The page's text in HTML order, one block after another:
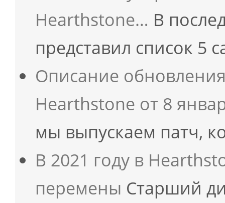
Hearthstone… В
представил список 5
Описание
Hearthstone от 8
мы выпускаем патч,
В 2021 году в
перемены Старший